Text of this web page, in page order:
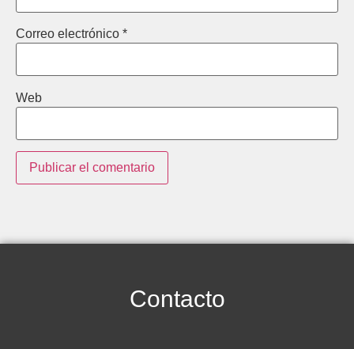
Correo electrónico *
Web
Contacto